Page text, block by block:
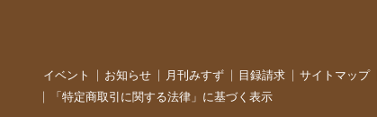
イベント お知らせ 月刊みすず 目録請求 サイトマップ
「特定商取引に関する法律」に基づく表示